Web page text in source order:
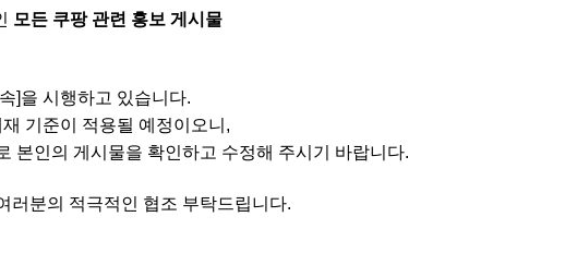
모든 쿠팡 관련 홍보 게시물
]을 시행하고 있습니다.
기준이 적용될 예정이오니,
본인의 게시물을 확인하고 수정해 주시기 바랍니다.
러분의 적극적인 협조 부탁드립니다.